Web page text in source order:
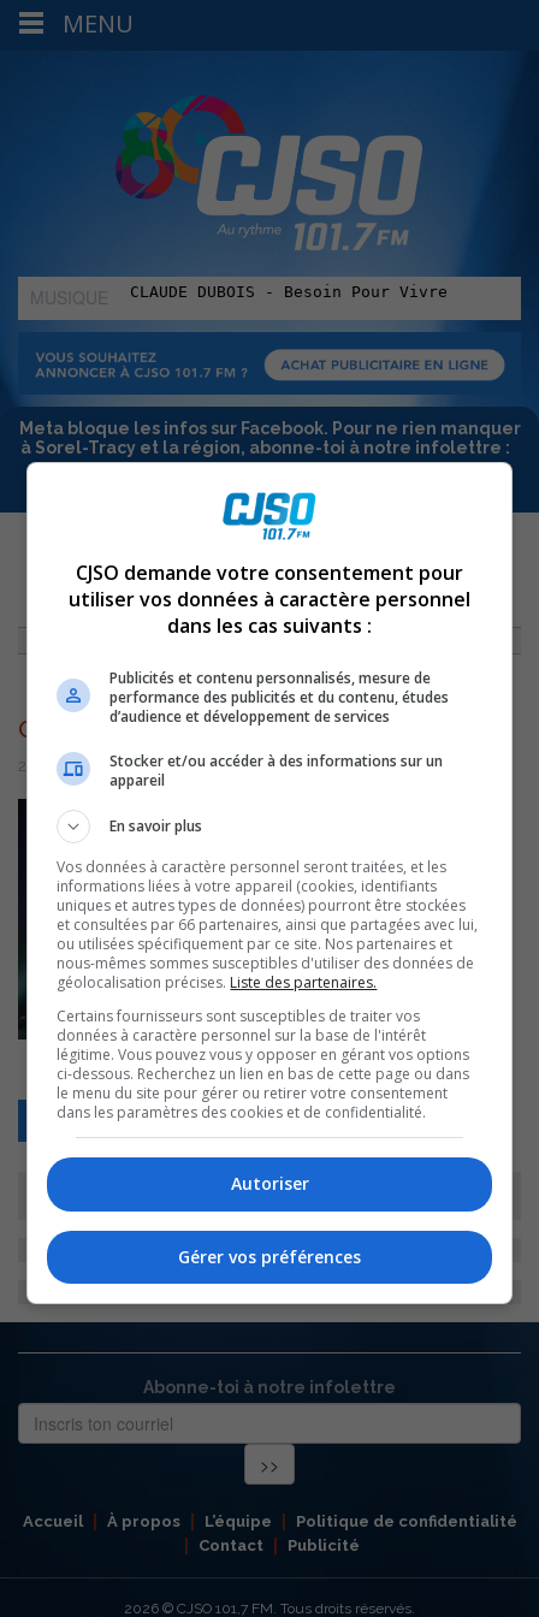
MUSIQUE
:
Meta bloque les infos sur Facebook. Pour ne rien manquer
à Sorel-Tracy et la région, abonne-toi à notre infolettre :
ACCUEIL» ENTREVUES STÉPHAN CÔTÉ // IL ÉTAIT UNE FOIS …FÉLIX !
COCC82TE_WEB
cocc82te_web
25 février 2020 | Par Équipe CJSO
Retour
Abonne-toi à notre infolettre
Accueil À propos L’équipe
Politique de confidentialité
Contact
Publicité
2026 © CJSO 101,7 FM. Tous droits réservés.
MENU
CJSO demande votre consentement pour
utiliser vos données à caractère personnel
dans les cas suivants :
Publicités et contenu personnalisés, mesure de
performance des publicités et du contenu, études
d’audience et développement de services
Stocker et/ou accéder à des informations sur un
appareil
En savoir plus
Vos données à caractère personnel seront traitées, et les
informations liées à votre appareil (cookies, identifiants
uniques et autres types de données) pourront être stockées
et consultées par 66 partenaires, ainsi que partagées avec lui,
ou utilisées spécifiquement par ce site. Nos partenaires et
nous-mêmes sommes susceptibles d'utiliser des données de
géolocalisation précises. Liste des partenaires.
Certains fournisseurs sont susceptibles de traiter vos
données à caractère personnel sur la base de l'intérêt
légitime. Vous pouvez vous y opposer en gérant vos options
ci-dessous. Recherchez un lien en bas de cette page ou dans
le menu du site pour gérer ou retirer votre consentement
dans les paramètres des cookies et de confidentialité.
Autoriser
Gérer vos préférences